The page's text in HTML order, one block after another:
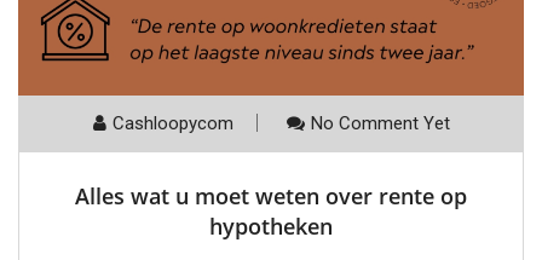
Cashloopycom No Comment Yet
Alles wat u moet weten over rente op
hypotheken